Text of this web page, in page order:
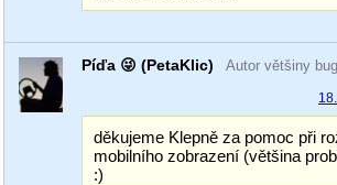
Píďa 😜 (PetaKlic) Autor většiny
děkujeme Klepně za pomoc při
mobilního zobrazení (většina
:)